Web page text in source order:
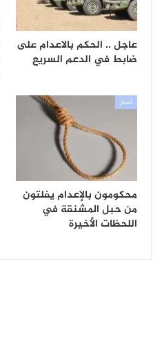
عاجل .. الحكم بالاعدام على
ضابط في الدعم السريع
أخبار
محكومون بالإعدام يفلتون
من حبل المشنقة في
اللحظات الأخيرة